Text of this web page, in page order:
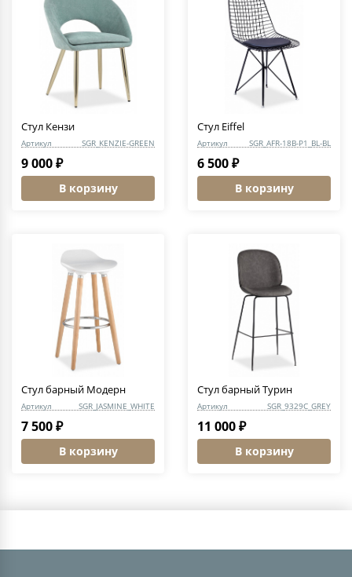
Стул Кензи
Артикул SGR_KENZIE-GREEN
9 000 ₽
В корзину
Стул Eiffel
Артикул SGR_AFR-18B-P1_BL-BL
6 500 ₽
В корзину
Стул барный Модерн
Артикул SGR_JASMINE_WHITE
7 500 ₽
В корзину
Стул барный Турин
Артикул SGR_9329C_GREY
11 000 ₽
В корзину